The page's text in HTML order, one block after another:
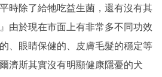
時除了給牠吃益生菌，還有沒有其
由於現在市面上有非常多不同功效
、眼睛保健的、皮膚毛髮的穩定等
濟斯其實沒有明顯健康隱憂的犬